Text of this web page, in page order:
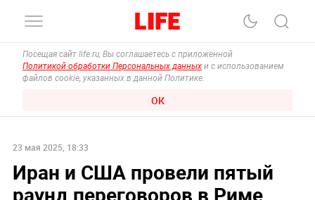
Посещая сайт life.ru, Вы соглашаетесь с приложенной
Политикой обработки Персональных данных и с использованием
файлов cookie, указанных в данной Политике.
ОК
23 мая 2025, 18:33
Иран и США провели пятый
раунд переговоров в Риме